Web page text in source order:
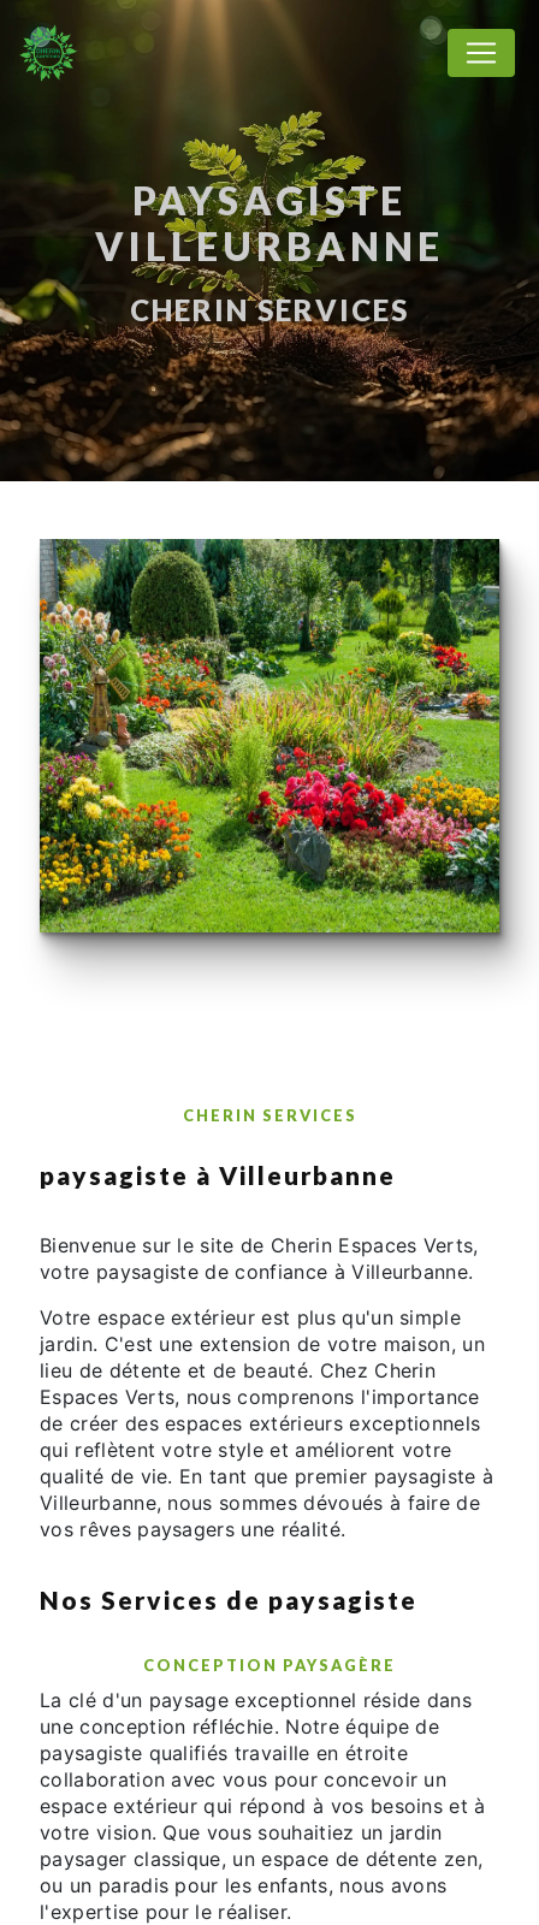
PAYSAGISTE
VILLEURBANNE
CHERIN SERVICES
CHERIN SERVICES
paysagiste à Villeurbanne
Bienvenue sur le site de Cherin Espaces Verts,
votre paysagiste de confiance à Villeurbanne.
Votre espace extérieur est plus qu'un simple
jardin. C'est une extension de votre maison, un
lieu de détente et de beauté. Chez Cherin
Espaces Verts, nous comprenons l'importance
de créer des espaces extérieurs exceptionnels
qui reflètent votre style et améliorent votre
qualité de vie. En tant que premier paysagiste à
Villeurbanne, nous sommes dévoués à faire de
vos rêves paysagers une réalité.
Nos Services de paysagiste
CONCEPTION PAYSAGÈRE
La clé d'un paysage exceptionnel réside dans
une conception réfléchie. Notre équipe de
paysagiste qualifiés travaille en étroite
collaboration avec vous pour concevoir un
espace extérieur qui répond à vos besoins et à
votre vision. Que vous souhaitiez un jardin
paysager classique, un espace de détente zen,
ou un paradis pour les enfants, nous avons
l'expertise pour le réaliser.
Panneau de gestion des cookies